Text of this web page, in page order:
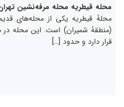
محله قیطریه محله مرفه‌نشین
محلهٔ قیطریه یکی از محله‌های
قرار دارد و حدود […]